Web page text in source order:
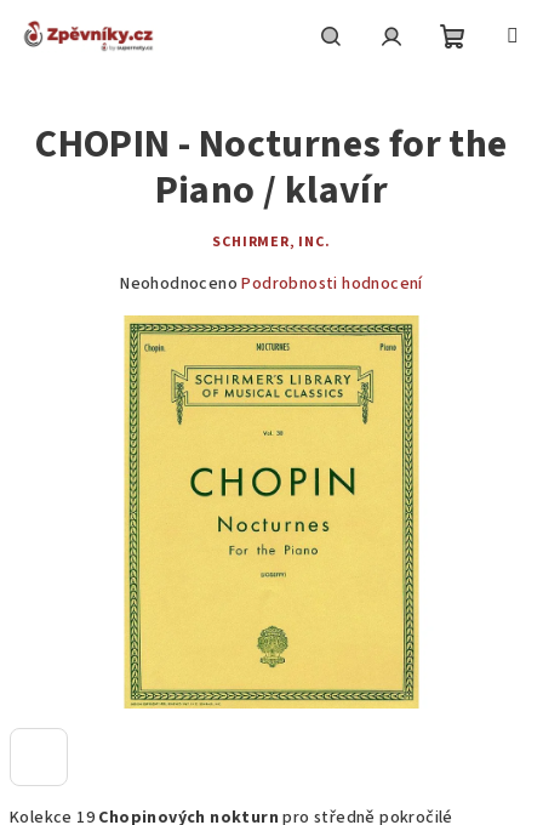
košík
Kolekce 19 Chopinových nokturn pro středně pokročilé
CHOPIN - Nocturnes for the
Piano / klavír
SCHIRMER, INC.
Průměrné
produktu
je
0,0
z
hvězdiček.
Neohodnoceno Podrobnosti hodnocení